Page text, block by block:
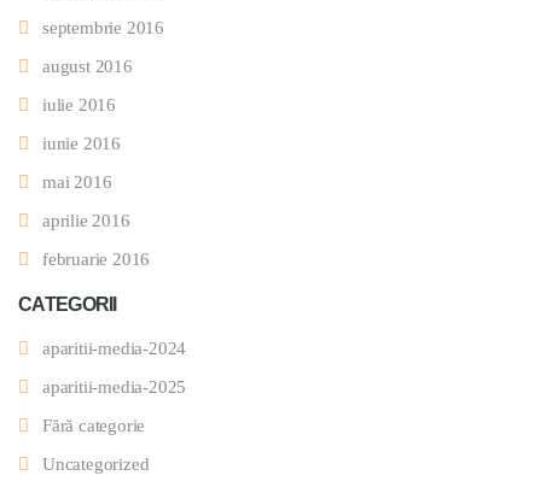
septembrie 2016
august 2016
iulie 2016
iunie 2016
mai 2016
aprilie 2016
februarie 2016
CATEGORII
aparitii-media-2024
aparitii-media-2025
Fără categorie
Uncategorized